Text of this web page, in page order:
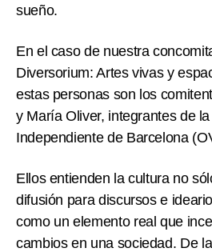
sueño.
En el caso de nuestra
Diversorium: Artes vivas y
estas personas son los
y María Oliver, integrantes de
Independiente de Barcelona
Ellos entienden la cultura no
difusión para discursos e
como un elemento real que
cambios en una sociedad. De